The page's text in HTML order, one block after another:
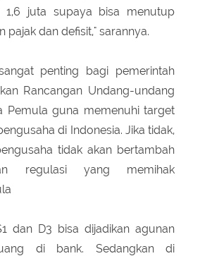
1,6 juta supaya bisa menutup
pajak dan defisit," sarannya.
penting bagi pemerintah
Rancangan Undang-undang
Pemula guna memenuhi target
di Indonesia. Jika tidak,
tidak akan bertambah
regulasi yang memihak
dan D3 bisa dijadikan agunan
di bank. Sedangkan di